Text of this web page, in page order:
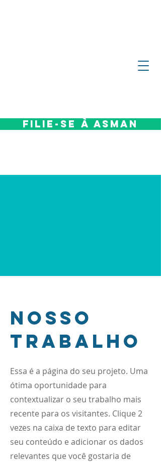
Filie-se à Asman
Nosso
trabalho
Essa é a página do seu projeto. Uma
ótima oportunidade para
contextualizar o seu trabalho mais
recente para os visitantes. Clique 2
vezes na caixa de texto para editar
seu conteúdo e adicionar os dados
relevantes que você gostaria de